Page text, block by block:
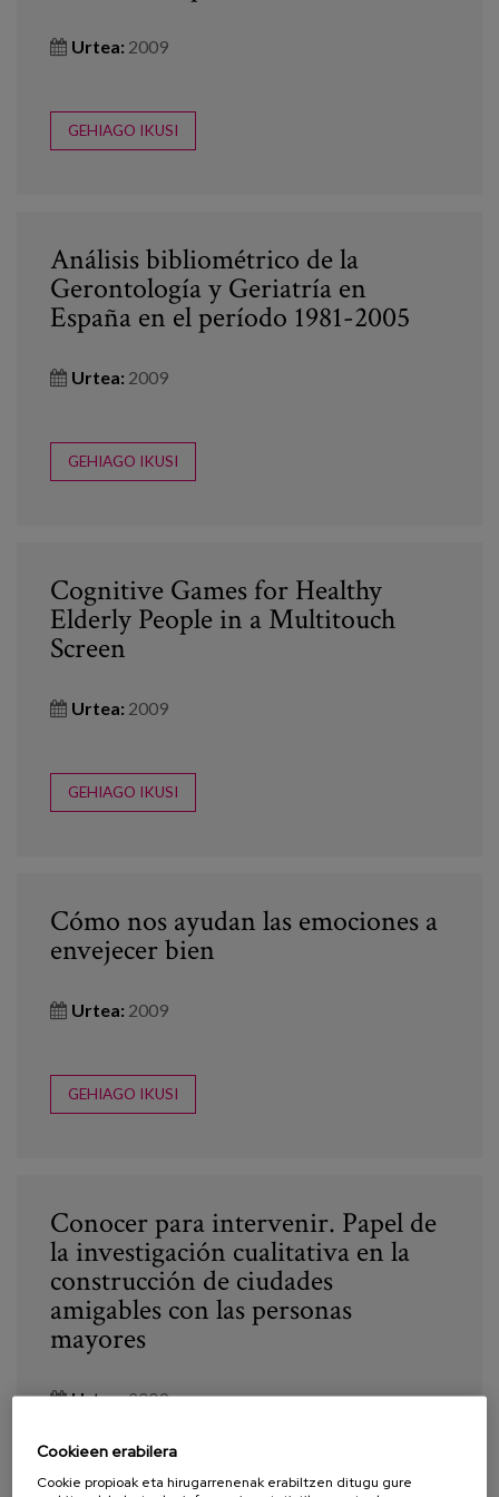
Urtea: 2009
GEHIAGO IKUSI
Análisis bibliométrico de la
Gerontología y Geriatría en
España en el período 1981-2005
Urtea: 2009
GEHIAGO IKUSI
Cognitive Games for Healthy
Elderly People in a Multitouch
Screen
Urtea: 2009
GEHIAGO IKUSI
Cómo nos ayudan las emociones a
envejecer bien
Urtea: 2009
GEHIAGO IKUSI
Conocer para intervenir. Papel de
la investigación cualitativa en la
construcción de ciudades
amigables con las personas
mayores
Urtea:2009
GEHIAGO IKUSI
Cookieen erabilera
Cookie propioak eta hirugarrenenak erabiltzen ditugu gure